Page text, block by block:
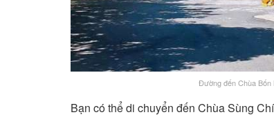
Đường đến Chùa Bốn
Bạn có thể di chuyển đến Chùa Sùng